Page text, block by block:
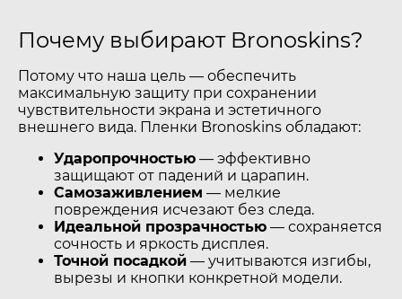
Почему выбирают Bronoskins?
Потому что наша цель — обеспечить
максимальную защиту при сохранении
чувствительности экрана и эстетичного
внешнего вида. Пленки Bronoskins обладают:
Ударопрочностью — эффективно
защищают от падений и царапин.
Самозаживлением — мелкие
повреждения исчезают без следа.
Идеальной прозрачностью — сохраняется
сочность и яркость дисплея.
Точной посадкой — учитываются изгибы,
вырезы и кнопки конкретной модели.